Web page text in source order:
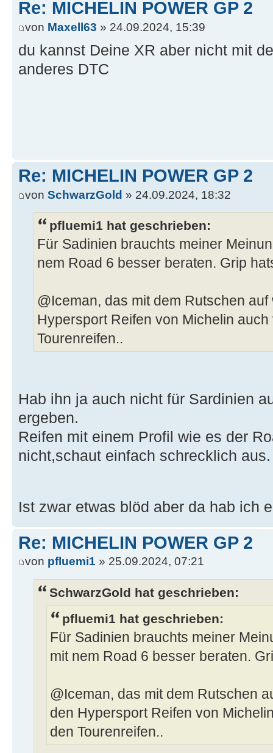
Re: MICHELIN POWER GP 2
von Maxell63 » 24.09.2024, 15:39
du kannst Deine XR aber nicht mit
anderes DTC
Re: MICHELIN POWER GP 2
von SchwarzGold » 24.09.2024, 18:32
pfluemi1 hat geschrieben:
Für Sadinien brauchts meiner
nem Road 6 besser beraten. Grip
@Iceman, das mit dem Rutschen
Hypersport Reifen von Michelin
Tourenreifen..
Hab ihn ja auch nicht für Sardinien
ergeben.
Reifen mit einem Profil wie es der
nicht,schaut einfach schrecklich aus.
Ist zwar etwas blöd aber da hab ich
Re: MICHELIN POWER GP 2
von pfluemi1 » 25.09.2024, 07:21
SchwarzGold hat geschrieben:
pfluemi1 hat geschrieben:
Für Sadinien brauchts meiner
mit nem Road 6 besser beraten.
@Iceman, das mit dem Rutschen
den Hypersport Reifen von
den Tourenreifen..